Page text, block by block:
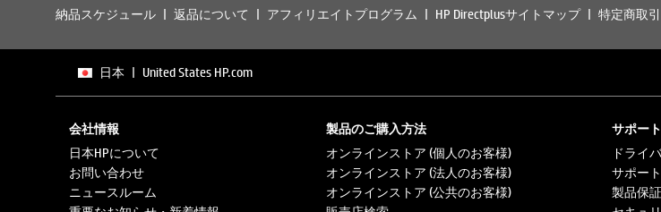
納品スケジュール 返品について アフィリエイトプログラム HP Directplusサイトマップ 特定商取
日本 | United States HP.com
会社情報
日本HPについて
お問い合わせ
ニュースルーム
製品のご購入方法
オンラインストア (個人のお客様)
オンラインストア (法人のお客様)
オンラインストア (公共のお客様)
サポート
ドライ
サポー
製品保